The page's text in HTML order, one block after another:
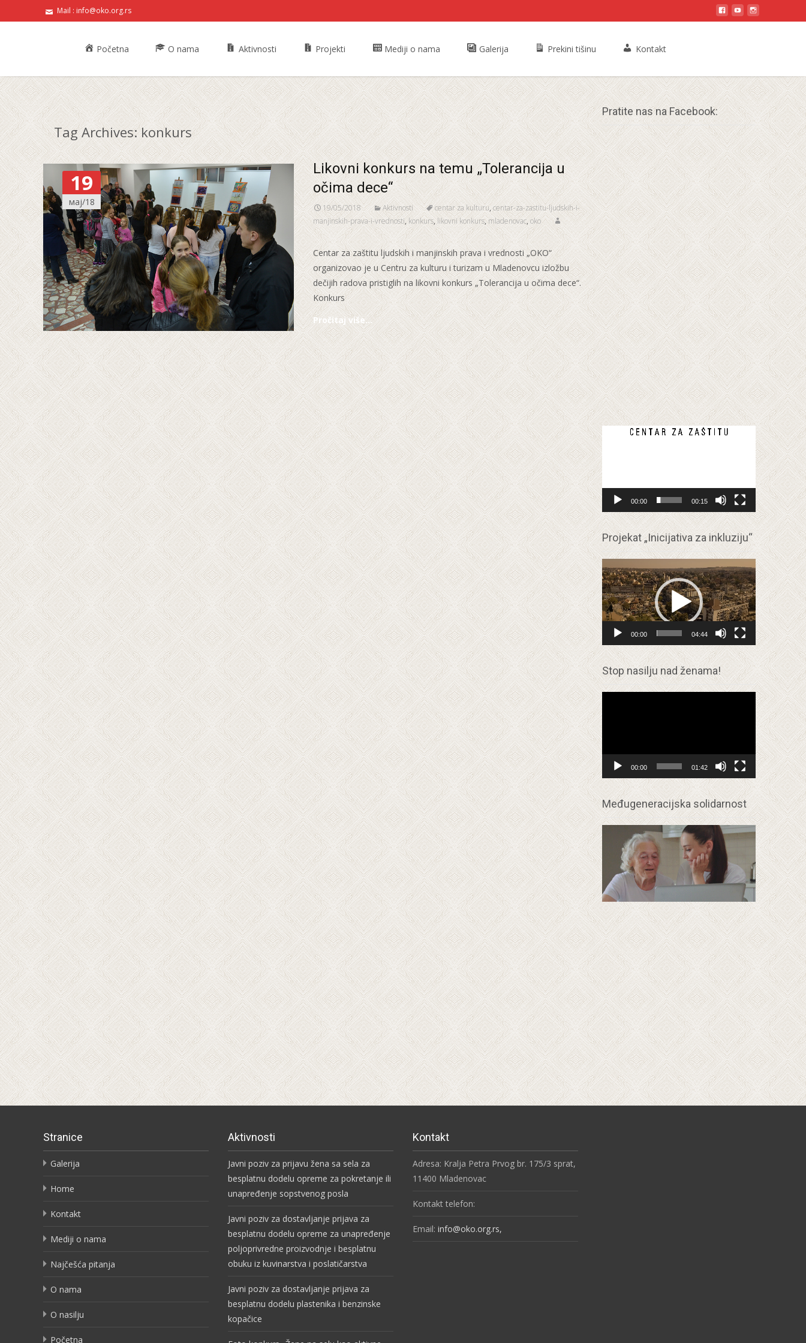
Mail : info@oko.org.rs
Početna
O nama Aktivnosti Projekti Mediji o nama Galerija Prekini tišinu Kontakt
Tag Archives: konkurs
19
мај/18
Likovni konkurs na temu „Tolerancija u
očima dece“
19/05/2018 Aktivnosti centar za kulturu,centar-za-zastitu-ljudskih-i-
manjinskih-prava-i-vrednosti, konkurs,likovni konkurs,mladenovac, oko
Centar za zaštitu ljudskih i manjinskih prava i vrednosti „OKO“
organizovao je u Centru za kulturu i turizam u Mladenovcu izložbu
dečijih radova pristiglih na likovni konkurs „Tolerancija u očima dece“.
Konkurs
Pročitaj više…
Pratite nas na Facebook:
Прегледач
00:00 00:15
Projekat „Inicijativa za inkluziju“
Прегледач
видео
записа
00:00 04:44
Stop nasilju nad ženama!
Прегледач
видео
00:00 01:42
Međugeneracijska solidarnost
Stranice
Galerija
Home
Kontakt
Mediji o nama
Najčešća pitanja
O nama
O nasilju
Početna
Aktivnosti
Javni poziv za prijavu žena sa sela za
besplatnu dodelu opreme za pokretanje ili
unapređenje sopstvenog posla
Javni poziv za dostavljanje prijava za
besplatnu dodelu opreme za unapređenje
poljoprivredne proizvodnje i besplatnu
obuku iz kuvinarstva i poslatičarstva
Javni poziv za dostavljanje prijava za
besplatnu dodelu plastenika i benzinske
kopačice
Kontakt
Adresa: Kralja Petra Prvog br. 175/3 sprat,
11400 Mladenovac
Kontakt telefon:
Email: info@oko.org.rs,